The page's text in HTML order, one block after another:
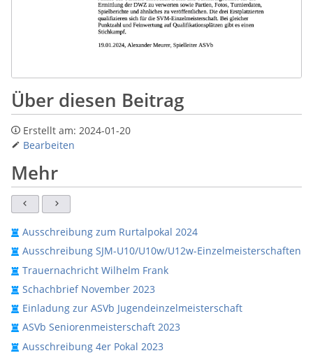
Über diesen Beitrag
Erstellt am: 2024-01-20
Bearbeiten
Mehr
Ausschreibung zum Rurtalpokal 2024
Ausschreibung SJM-U10/U10w/U12w-Einzelmeisterschaften
Trauernachricht Wilhelm Frank
Schachbrief November 2023
Einladung zur ASVb Jugendeinzelmeisterschaft
ASVb Seniorenmeisterschaft 2023
Ausschreibung 4er Pokal 2023